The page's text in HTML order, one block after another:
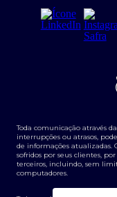
Segurança da
Tarifas e serviços
Transparência de
Termos e
Agronegócios
Toda comunicação através
interrupções ou atrasos,
de informações atualizadas.
sofridos por seus clientes,
terceiros, incluindo, sem
computadores.